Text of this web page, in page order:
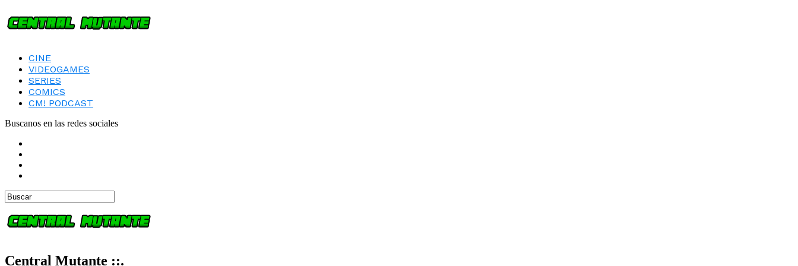
CINE
VIDEOGAMES
SERIES
COMICS
CM! PODCAST
Buscanos en las redes sociales
Central Mutante ::.